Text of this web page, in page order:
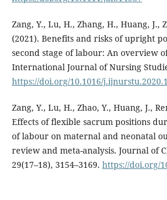
Zang, Y., Lu, H., Zhang, H., Huang, J.,
(2021). Benefits and risks of upright
second stage of labour: An overview
International Journal of Nursing
https://doi.org/10.1016/
Zang, Y., Lu, H., Zhao, Y., Huang, J.,
Effects of flexible sacrum positions
of labour on maternal and neonatal
review and meta-analysis. Journal of
29(17–18), 3154–3169. https://doi.org/